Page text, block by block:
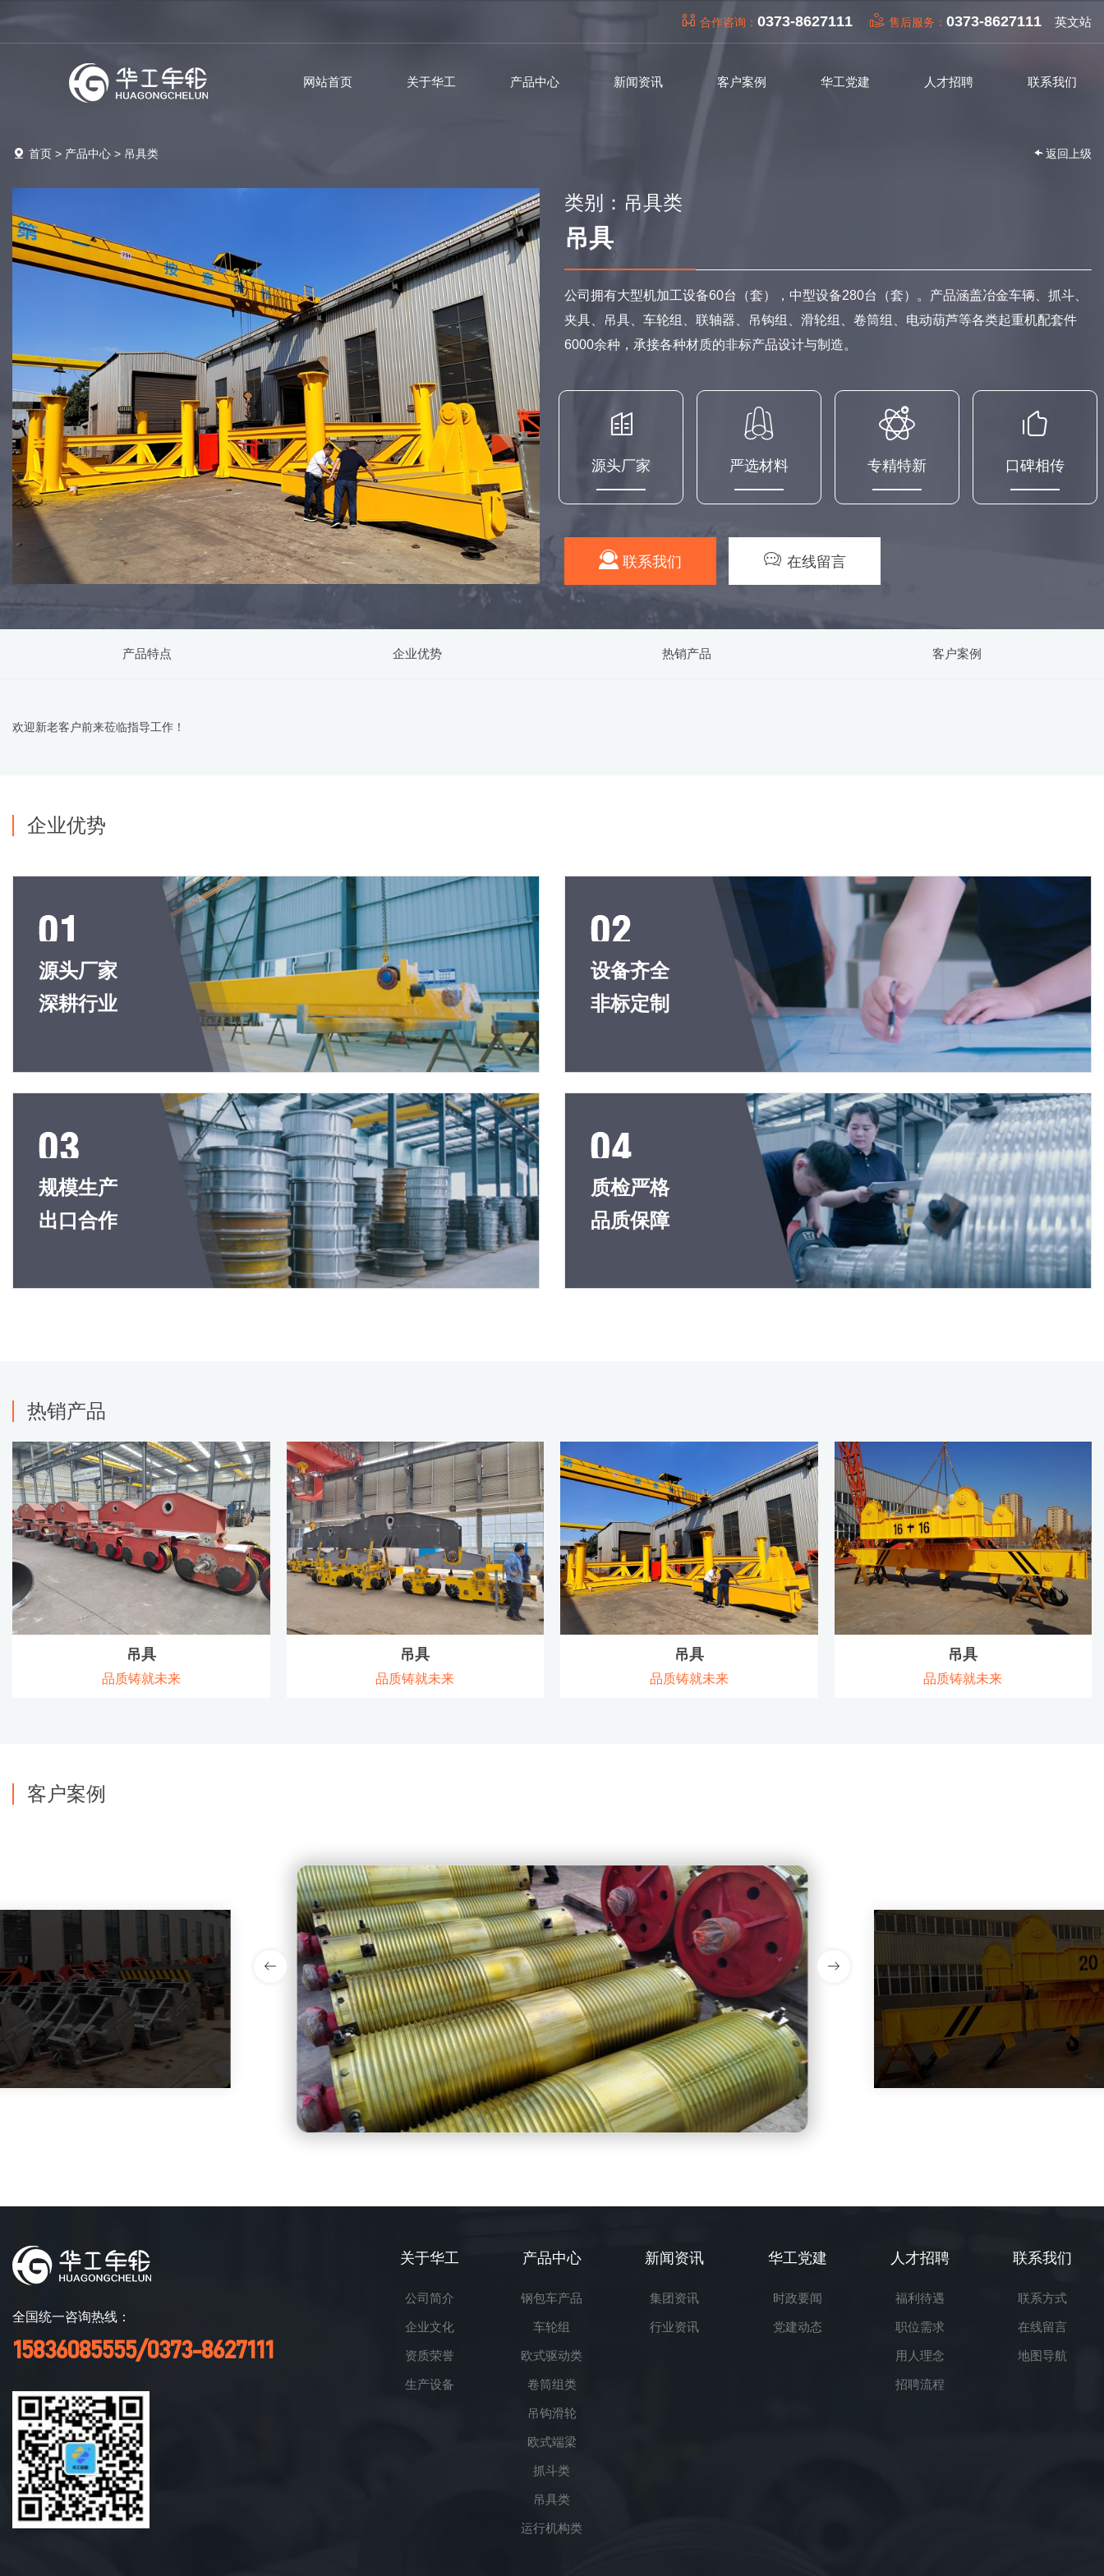
合作咨询： 0373-8627111 售后服务： 0373-8627111 英文站
网站首页 关于华工
成立于2008年6月，注册资本5600万元，企业总投资10700万
元，占地面积75000余平方米，现有员工500余人，其中管理
人60余人，中高级技术人员30余人。
企业文化
资质荣誉
生产设备
产品中心
产品涵盖冶金车辆、抓斗、夹具、吊具、车轮组、联轴器、吊
钩组、滑轮组、卷筒组、电动葫芦等各类起重机配套件6000余
种，承接各种材质的非标产品设计与制造。
吊钩滑轮
抓斗类 吊具类
运行机构类
新闻资讯
产品涵盖冶金车辆、抓斗、夹具、吊具、车轮组、联轴器、吊
钩组、滑轮组、卷筒组、电动葫芦等各类起重机配套件6000余
种，承接各种材质的非标产品设计与制造。
集团资讯
行业资讯
客户案例 华工党建
产品涵盖冶金车辆、抓斗、夹具、吊具、车轮组、联轴器、吊
钩组、滑轮组、卷筒组、电动葫芦等各类起重机配套件6000余
种，承接各种材质的非标产品设计与制造。
时政要闻
党建动态
人才招聘
产品涵盖冶金车辆、抓斗、夹具、吊具、车轮组、联轴器、吊
钩组、滑轮组、卷筒组、电动葫芦等各类起重机配套件6000余
种，承接各种材质的非标产品设计与制造。
职位需求
用人理念
招聘流程
联系我们
产品涵盖冶金车辆、抓斗、夹具、吊具、车轮组、联轴器、吊
钩组、滑轮组、卷筒组、电动葫芦等各类起重机配套件6000余
种，承接各种材质的非标产品设计与制造。
在线留言
地图导航
首页 > 产品中心 > 吊具类 返回上级
类别：吊具类
吊具
公司拥有大型机加工设备60台（套），中型设备280台（套）。产品涵盖冶金车辆、抓斗、
夹具、吊具、车轮组、联轴器、吊钩组、滑轮组、卷筒组、电动葫芦等各类起重机配套件
6000余种，承接各种材质的非标产品设计与制造。
源头厂家 严选材料 专精特新 口碑相传
联系我们 在线留言
产品特点 企业优势 热销产品 客户案例
欢迎新老客户前来莅临指导工作！
企业优势
源头厂家
深耕行业
设备齐全
非标定制
规模生产
出口合作
质检严格
品质保障
热销产品
查看详情
吊具
品质铸就未来
查看详情
吊具
品质铸就未来
查看详情
吊具
品质铸就未来
查看详情
吊具
品质铸就未来
客户案例
全国统一咨询热线：
15836085555/0373-8627111
关于华工
公司简介
企业文化
资质荣誉
生产设备
产品中心
钢包车产品
车轮组
欧式驱动类
卷筒组类
吊钩滑轮
欧式端梁
抓斗类
吊具类
运行机构类
新闻资讯
集团资讯
行业资讯
华工党建
时政要闻
党建动态
人才招聘
福利待遇
职位需求
用人理念
招聘流程
联系我们
联系方式
在线留言
地图导航